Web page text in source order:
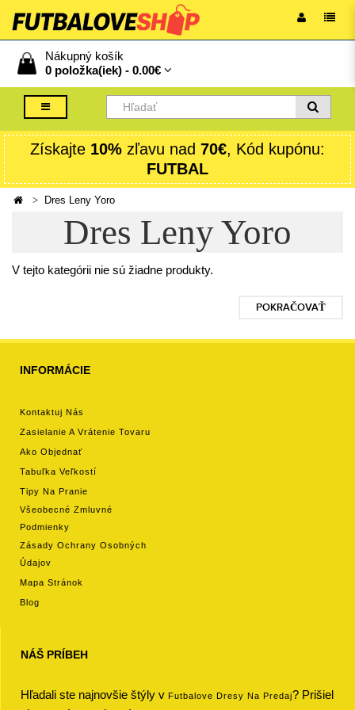
Nákupný košík
0 položka(iek) - 0.00€
Získajte 10% zľavu nad 70€, Kód kupónu:
FUTBAL
Dres Leny Yoro
Dres Leny Yoro
V tejto kategórii nie sú žiadne produkty.
POKRAČOVAŤ
INFORMÁCIE
Kontaktuj Nás
Zasielanie A Vrátenie Tovaru
Ako Objednať
Tabuľka Veľkostí
Tipy Na Pranie
Všeobecné Zmluvné
Podmienky
Zásady Ochrany Osobných
Údajov
Mapa Stránok
Blog
NÁŠ PRÍBEH
Hľadali ste najnovšie štýly v Futbalove Dresy Na Predaj? Prišiel